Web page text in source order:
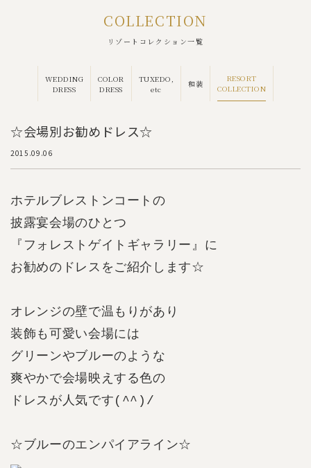
COLLECTION
リゾートコレクション一覧
WEDDING
DRESS
COLOR
DRESS
TUXEDO,
etc
和装
RESORT
COLLECTION
☆会場別お勧めドレス☆
2015.09.06
ホテルブレストンコートの
披露宴会場のひとつ
『フォレストゲイトギャラリー』に
お勧めのドレスをご紹介します☆
オレンジの壁で温もりがあり
装飾も可愛い会場には
グリーンやブルーのような
爽やかで会場映えする色の
ドレスが人気です(^^)/
☆ブルーのエンパイアライン☆